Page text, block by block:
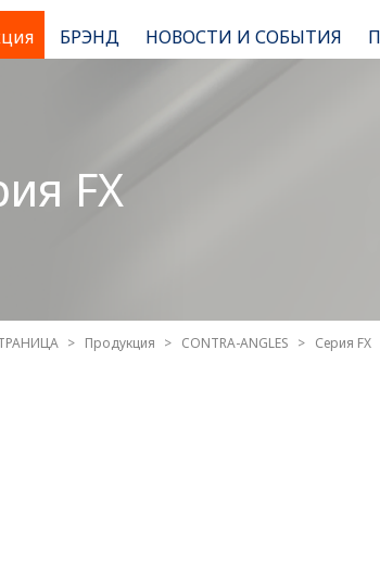
БРЭНД НОВОСТИ И СОБЫТИЯ
FX
Продукция CONTRA-ANGLES Серия FX